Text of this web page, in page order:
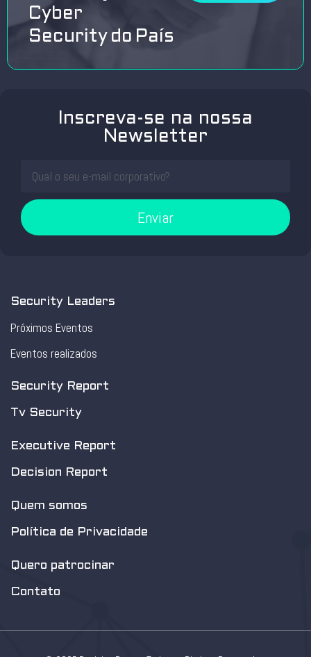
Cyber
Security do País
Inscreva-se na nossa
Newsletter
Enviar
Security Leaders
Próximos Eventos
Eventos realizados
Security Report
Tv Security
Executive Report
Decision Report
Quem somos
Política de Privacidade
Quero patrocinar
Contato